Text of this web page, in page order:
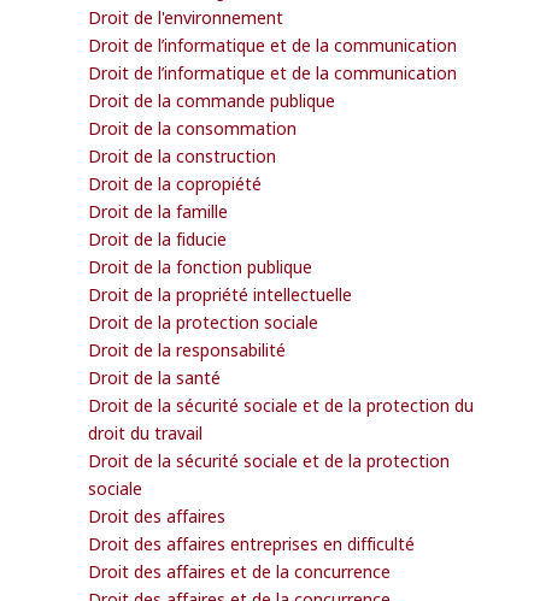
Droit de l'environnement
Droit de l’informatique et de la communication
Droit de l’informatique et de la communication
Droit de la commande publique
Droit de la consommation
Droit de la construction
Droit de la copropiété
Droit de la famille
Droit de la fiducie
Droit de la fonction publique
Droit de la propriété intellectuelle
Droit de la protection sociale
Droit de la responsabilité
Droit de la santé
Droit de la sécurité sociale et de la protection du
droit du travail
Droit de la sécurité sociale et de la protection
sociale
Droit des affaires
Droit des affaires entreprises en difficulté
Droit des affaires et de la concurrence